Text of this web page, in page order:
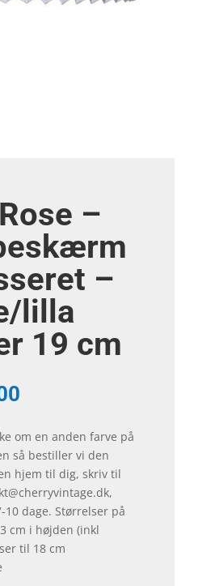
–
–
lilla
19 cm
om en anden farve på
så bestiller vi den
hjem til dig, skriv til
10 dage. Størrelser på
cm i højden (inkl
til 18 cm